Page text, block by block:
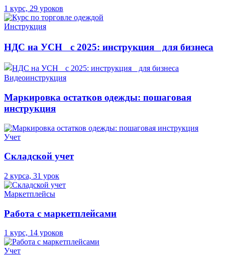
1 курс, 29 уроков
Инструкция
НДС на УСН с 2025: инструкция для бизнеса
Видеоинструкция
Маркировка остатков одежды: пошаговая
инструкция
Учет
Складской учет
2 курса, 31 урок
Маркетплейсы
Работа с маркетплейсами
1 курс, 14 уроков
Учет